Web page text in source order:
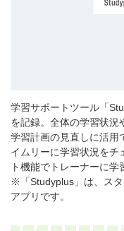
学習サポートツール「
を記録。全体の学習状況
学習計画の見直しに活用
イムリーに学習状況をチ
ト機能でトレーナーに学
※「Studyplus」は、ス
アプリです。